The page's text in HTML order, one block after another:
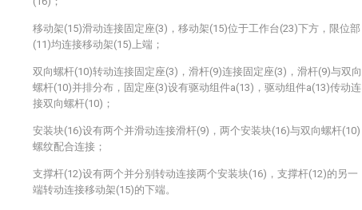
移动架(15)滑动连接固定座(3)，移动架(15)位于工作台(23)下方，限位部
(11)均连接移动架(15)上端；
双向螺杆(10)转动连接固定座(3)，滑杆(9)连接固定座(3)，滑杆(9)与双向
螺杆(10)并排分布，固定座(3)设有驱动组件a(13)，驱动组件a(13)传动连
接双向螺杆(10)；
安装块(16)设有两个并滑动连接滑杆(9)，两个安装块(16)与双向螺杆(10)
螺纹配合连接；
支撑杆(12)设有两个并分别转动连接两个安装块(16)，支撑杆(12)的另一
端转动连接移动架(15)的下端。